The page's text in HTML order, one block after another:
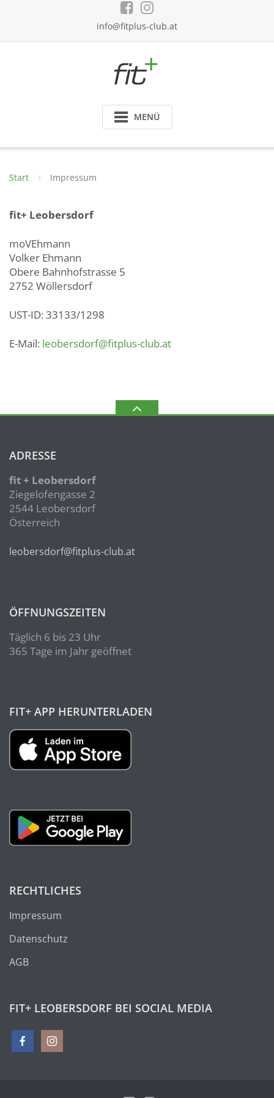
info@fitplus-club.at
MENÜ
Start Impressum
fit+ Leobersdorf
moVEhmann
Volker Ehmann
Obere Bahnhofstrasse 5
2752 Wöllersdorf
UST-ID: 33133/1298
E-Mail: leobersdorf@fitplus-club.at
ADRESSE
fit + Leobersdorf
Ziegelofengasse 2
2544 Leobersdorf
Österreich
leobersdorf@fitplus-club.at
ÖFFNUNGSZEITEN
Täglich 6 bis 23 Uhr
365 Tage im Jahr geöffnet
FIT+ APP HERUNTERLADEN
RECHTLICHES
Impressum
Datenschutz
AGB
FIT+ LEOBERSDORF BEI SOCIAL MEDIA